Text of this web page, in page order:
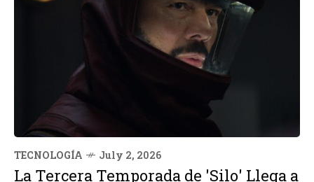
TECNOLOGÍA July 2, 2026
La Tercera Temporada de 'Silo' Llega a